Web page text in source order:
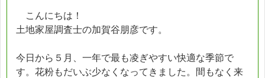
こんにちは！
土地家屋調査士の加賀谷朋彦です。
今日から５月、一年で最も凌ぎやすい快適な季節で
す。花粉もだいぶ少なくなってきました。間もなく来